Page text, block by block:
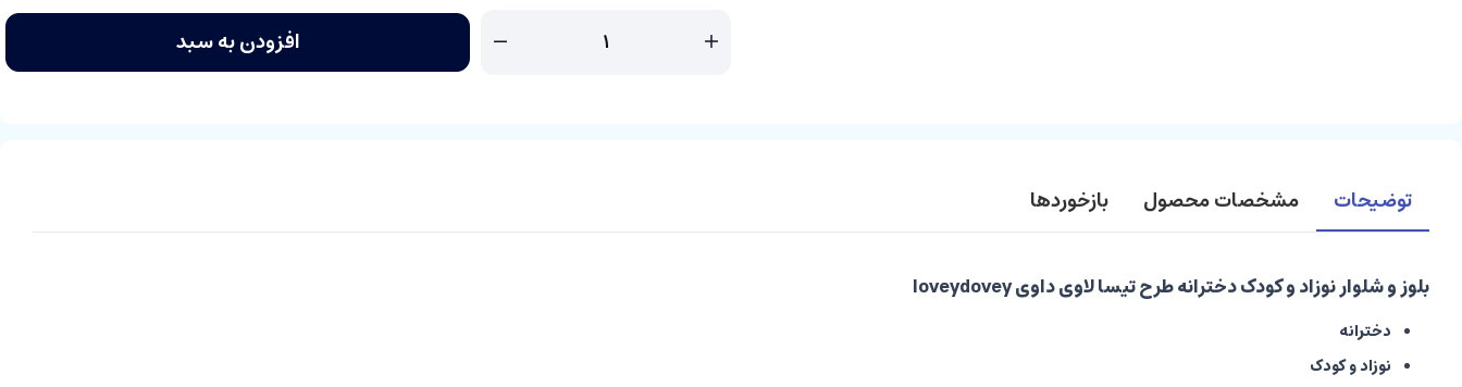
افزودن به سبد
توضیحات مشخصات محصول بازخوردها
بلوز و شلوار نوزاد و کودک دخترانه طرح تیسا لاوی داوی loveydovey
دخترانه
نوزاد و کودک